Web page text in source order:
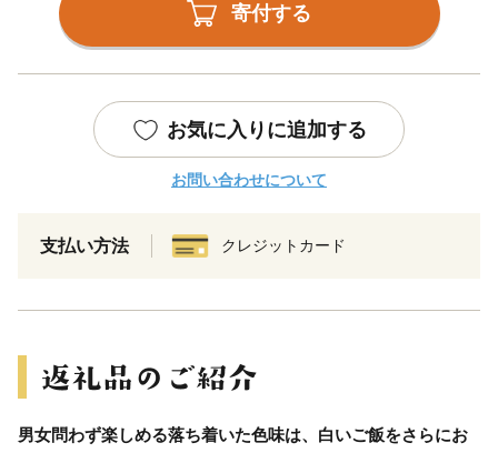
寄付する
お気に入りに追加する
お問い合わせについて
支払い方法 クレジットカード
男女問わず楽しめる落ち着いた色味は、白いご飯をさらにお